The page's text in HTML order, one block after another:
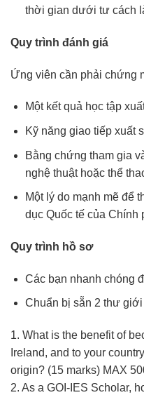
thời gian dưới tư cách
Quy trình đánh giá
Ứng viên cần phải chứng
Một kết quả học tập
Kỹ năng giao tiếp xuất
Bằng chứng tham gia
nghệ thuật hoặc thể
Một lý do mạnh mẽ để
dục Quốc tế của Chính
Quy trình hồ sơ
Các bạn nhanh chóng
Chuẩn bị sẵn 2 thư
1. What is the benefit of
Ireland, and to your
origin? (15 marks) MAX
2. As a GOI-IES Scholar,